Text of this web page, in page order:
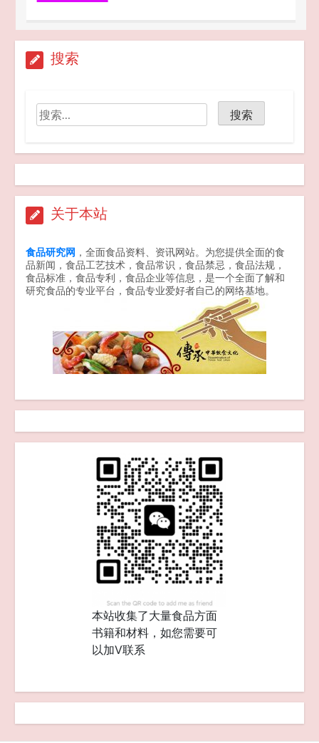
2025-09-25
搜索
关于本站
食品研究网 ，全面食品资料、资讯网站。为您提供全面的食
品新闻，食品工艺技术，食品常识，食品禁忌，食品法规，
食品标准，食品专利，食品企业等信息，是一个全面了解和
研究食品的专业平台，食品专业爱好者自己的网络基地。
本站收集了大量食品方面
书籍和材料，如您需要可
以加V联系